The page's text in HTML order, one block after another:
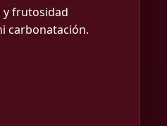
y frutosidad
carbonatación.